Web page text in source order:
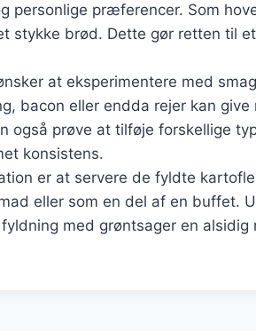
personlige præferencer. Som
stykke brød. Dette gør retten til
at eksperimentere med
bacon eller endda rejer kan
også prøve at tilføje forskellige
konsistens.
er at servere de fyldte
eller som en del af en buffet.
med grøntsager en